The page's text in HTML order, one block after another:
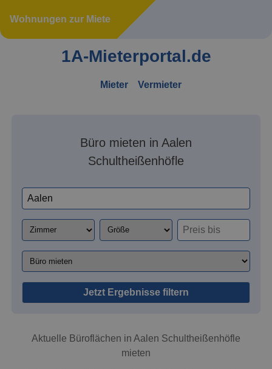
Wohnungen zur Miete
1A-Mieterportal.de
Mieter Vermieter
Büro mieten in Aalen
Schultheißenhöfle
Jetzt Ergebnisse filtern
Aktuelle Büroflächen in Aalen Schultheißenhöfle
mieten